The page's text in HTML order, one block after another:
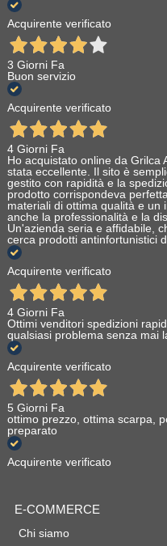
Acquirente verificato
3 Giorni Fa
Buon servizio
Acquirente verificato
4 Giorni Fa
Ho acquistato online da Grilca
stata eccellente. Il sito è
gestito con rapidità e la
prodotto corrispondeva
materiali di ottima qualità e un
anche la professionalità e la
Un'azienda seria e affidabile,
cerca prodotti antinfortunistici
Acquirente verificato
4 Giorni Fa
Ottimi venditori spedizioni
qualsiasi problema senza mai
Acquirente verificato
5 Giorni Fa
ottimo prezzo, ottima scarpa,
preparato
Acquirente verificato
E-COMMERCE
Chi siamo